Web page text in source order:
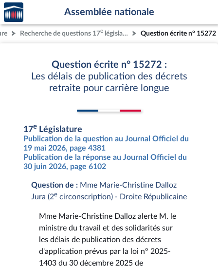
Aller au contenu
Aller en bas de la page
Accèder
à la
page
d'accueil
Assemblée nationale
Recherche de questions 17e législature Question écrite n° 15272
Question écrite n° 15272 :
Les délais de publication des décrets
retraite pour carrière longue
17e Législature
Publication de la question au Journal Officiel du
19 mai 2026, page 4381
Publication de la réponse au Journal Officiel du
30 juin 2026, page 6102
Question de : Mme Marie-Christine Dalloz
Jura (2e circonscription) - Droite Républicaine
Mme Marie-Christine Dalloz alerte M. le
ministre du travail et des solidarités sur
les délais de publication des décrets
d'application prévus par la loi n° 2025-
1403 du 30 décembre 2025 de